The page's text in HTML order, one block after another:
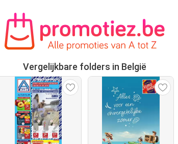
Vergelijkbare folders in België